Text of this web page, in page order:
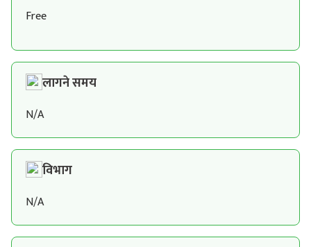
Free
लागने समय
N/A
विभाग
N/A